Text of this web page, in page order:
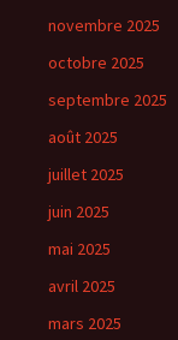
novembre 2025
octobre 2025
septembre 2025
août 2025
juillet 2025
juin 2025
mai 2025
avril 2025
mars 2025